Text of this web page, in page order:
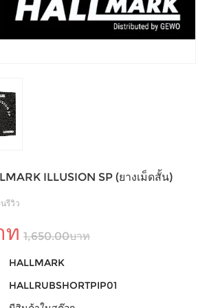
ILLUSION SP (ยางเม็ดสั้น)
นรีวิว
ท 1,650.00บาท
HALLMARK
HALLRUBSHORTPIP01